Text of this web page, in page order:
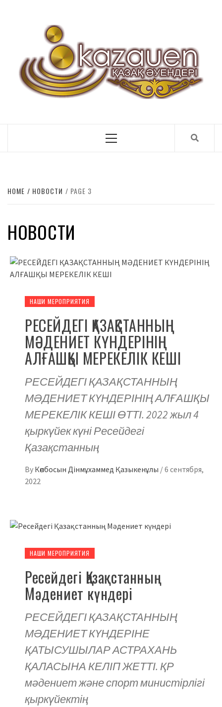
Menu
HOME НОВОСТИ PAGE 3
НОВОСТИ
НАШИ МЕРОПРИЯТИЯ
РЕСЕЙДЕГІ ҚАЗАҚСТАННЫҢ
МӘДЕНИЕТ КҮНДЕРІНІҢ
АЛҒАШҚЫ МЕРЕКЕЛІК КЕШІ
РЕСЕЙДЕГІ ҚАЗАҚСТАННЫҢ
МӘДЕНИЕТ КҮНДЕРІНІҢ АЛҒАШҚЫ
МЕРЕКЕЛІК КЕШІ ӨТТІ. 2022 жыл 4
қыркүйек күні Ресейдегі
Қазақстанның
By Көпбосын Дінмұхаммед Қазыкенұлы /6 сентября,
2022
НАШИ МЕРОПРИЯТИЯ
Ресейдегі Қазақстанның
Мәдениет күндері
РЕСЕЙДЕГІ ҚАЗАҚСТАННЫҢ
МӘДЕНИЕТ КҮНДЕРІНЕ
ҚАТЫСУШЫЛАР АСТРАХАНЬ
ҚАЛАСЫНА КЕЛІП ЖЕТТІ. ҚР
мәдениет және спорт министірлігі
қыркүйектің